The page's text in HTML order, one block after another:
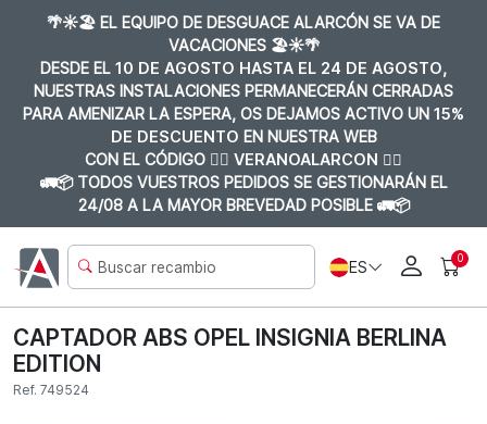
🌴☀️🏖️ EL EQUIPO DE DESGUACE ALARCÓN SE VA DE
VACACIONES 🏖️☀️🌴
DESDE EL 10 DE AGOSTO HASTA EL 24 DE AGOSTO,
NUESTRAS INSTALACIONES PERMANECERÁN CERRADAS
PARA AMENIZAR LA ESPERA, OS DEJAMOS ACTIVO UN 15%
DE DESCUENTO EN NUESTRA WEB
CON EL CÓDIGO 👉🏼 VERANOALARCON 👈🏼
🚛📦 TODOS VUESTROS PEDIDOS SE GESTIONARÁN EL
24/08 A LA MAYOR BREVEDAD POSIBLE 🚛📦
ES 0
CAPTADOR ABS OPEL INSIGNIA BERLINA
EDITION
Ref. 749524